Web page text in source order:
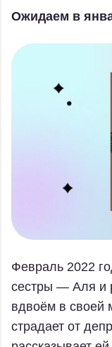
Ожидаем в
Февраль 2022
сестры — Аля и
вдвоём в своей
страдает от